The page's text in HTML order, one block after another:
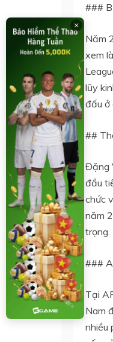
###
Năm
xem
lũy
đấu ở
##
Đặng
đầu
chức
năm
trọng.
###
Tại
Nam
nhiều
×